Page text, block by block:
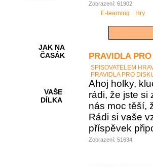
JAK NA
ČASÁK
VAŠE
DÍLKA
Zobrazení: 61902
E-learning Hry
PRAVIDLA
SPISOVATELEM
PRAVIDLA PRO
Ahoj holky,
rádi, že jste si
nás moc těší,
Rádi si vaše
příspěvek
Zobrazení: 51634